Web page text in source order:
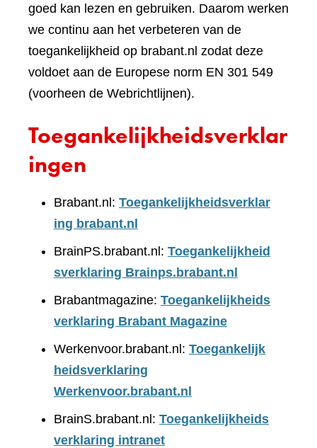
goed kan lezen en gebruiken. Daarom werken
we continu aan het verbeteren van de
toegankelijkheid op brabant.nl zodat deze
voldoet aan de Europese norm EN 301 549
(voorheen de Webrichtlijnen).
Toegankelijkheidsverklar
ingen
Brabant.nl: Toegankelijkheidsverklar
ing brabant.nl
BrainPS.brabant.nl: Toegankelijkheid
sverklaring Brainps.brabant.nl
Brabantmagazine: Toegankelijkheids
verklaring Brabant Magazine
Werkenvoor.brabant.nl: Toegankelijk
heidsverklaring
Werkenvoor.brabant.nl
BrainS.brabant.nl: Toegankelijkheids
verklaring intranet